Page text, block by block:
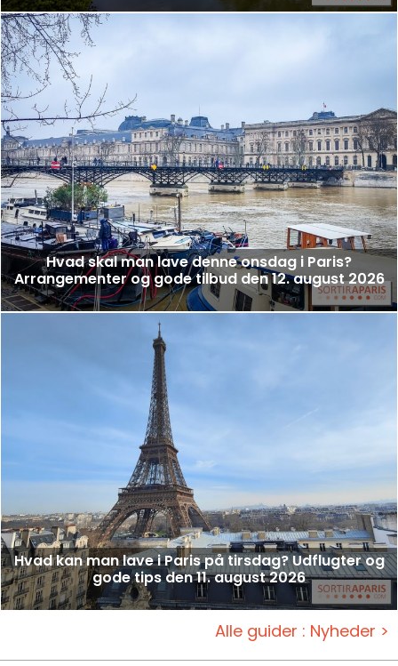
Hvad skal man lave denne onsdag i Paris?
Arrangementer og gode tilbud den 12. august 2026
Hvad kan man lave i Paris på tirsdag? Udflugter og
gode tips den 11. august 2026
Alle guider : Nyheder >